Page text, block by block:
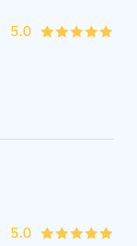
45
4
35
3
25
2
15
1
05
5.0
45
4
35
3
25
2
15
1
05
5.0